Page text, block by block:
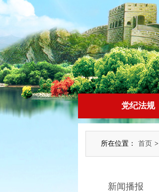
党纪法规
所在位置： 首页 >
新闻播报